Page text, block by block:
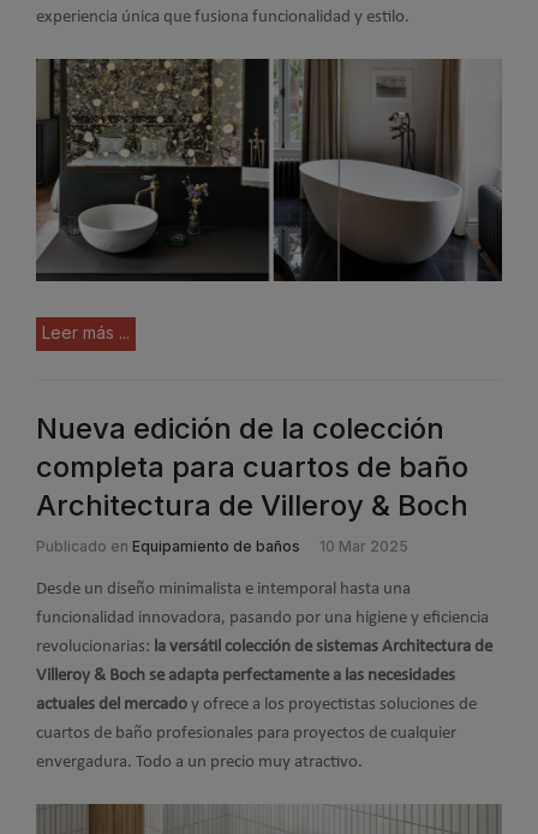
experiencia única que fusiona funcionalidad y estilo.
Leer más ...
Nueva edición de la colección
completa para cuartos de baño
Architectura de Villeroy & Boch
Publicado en Equipamiento de baños 10 Mar 2025
Desde un diseño minimalista e intemporal hasta una
funcionalidad innovadora, pasando por una higiene y eficiencia
revolucionarias: la versátil colección de sistemas Architectura de
Villeroy & Boch se adapta perfectamente a las necesidades
actuales del mercado y ofrece a los proyectistas soluciones de
cuartos de baño profesionales para proyectos de cualquier
envergadura. Todo a un precio muy atractivo.